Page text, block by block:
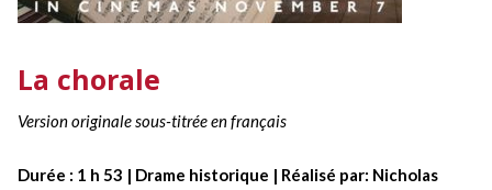
La chorale
Version originale sous-titrée en français
Durée : 1 h 53 | Drame historique | Réalisé par: Nicholas